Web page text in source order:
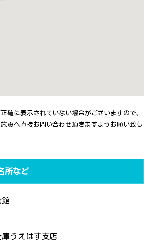
確に表示されていない場合がございますので、
設へ直接お問い合わせ頂きますようお願い致し
所など
館
うえはす支店